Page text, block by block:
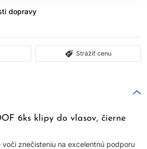
dopravy
Strážiť cenu
6ks klipy do vlasov, čierne
voči znečisteniu na excelentnú podporu